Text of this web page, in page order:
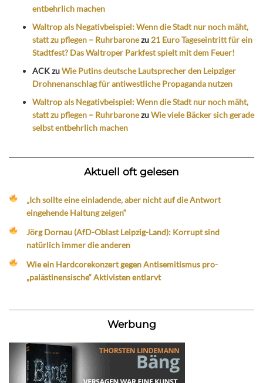
entbehrlich machen
Waltrop als Negativbeispiel: Wenn die Stadt nur noch mäht,
statt zu pflegen – Ruhrbaronezu 21 Euro Tageseintritt für ein
Stadtfest? Das Waltroper Parkfest spielt mit dem Feuer!
ACKzuWie Putins deutsche Lautsprecher den Leipziger
Drohnenanschlag für antiwestliche Propaganda nutzen
Waltrop als Negativbeispiel: Wenn die Stadt nur noch mäht,
statt zu pflegen – RuhrbaronezuWie viele Bäcker sich gerade
selbst entbehrlich machen
Aktuell oft gelesen
„Ich sollte eine einladende, aber nicht auf die Antwort
eingehende Haltung zeigen“
Jörg Dornau (AfD-Oblast Leipzig-Land): Korrupt sind
natürlich immer die anderen
Wie ein Hardcorekonzert gegen Antisemitismus pro-
„palästinensische“ Aktivisten entlarvt
Werbung